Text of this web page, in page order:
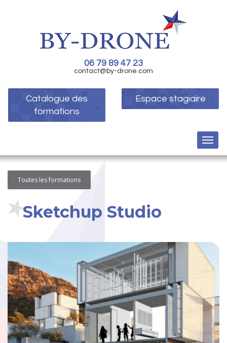
06 79 89 47 23
contact@by-drone.com
Catalogue des
formations
Espace stagiaire
Toutes les formations
Sketchup Studio